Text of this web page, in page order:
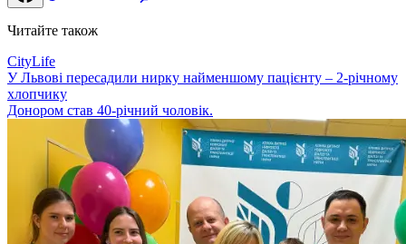
Читайте також
CityLife
У Львові пересадили нирку найменшому пацієнту – 2-річному
хлопчику
Донором став 40-річний чоловік.